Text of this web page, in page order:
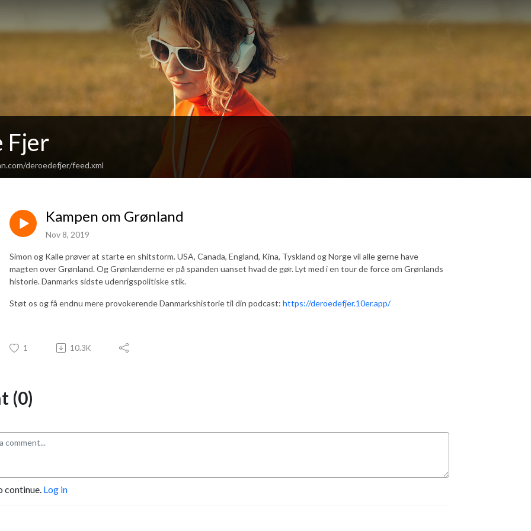
Fjer
deroedefjer/feed.xml
Kampen om Grønland
Nov 8, 2019
Simon og Kalle prøver at starte en shitstorm. USA, Canada, England, Kina, Tyskland og Norge vil alle gerne have
magten over Grønland. Og Grønlænderne er på spanden uanset hvad de gør. Lyt med i en tour de force om Grønlands
historie. Danmarks sidste udenrigspolitiske stik.
Støt os og få endnu mere provokerende Danmarkshistorie til din podcast: https://deroedefjer.10er.app/
1 10.3K
(0)
continue. Log in